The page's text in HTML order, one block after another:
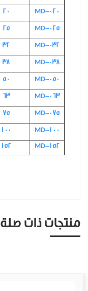
MD-020
20
MD-025
25
MD-032
32
MD-038
38
MD-050
50
MD-063
63
MD-075
75
MD-100
100
MD-152
152
منتجات ذات صلة